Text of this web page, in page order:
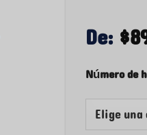
De:$
Número de